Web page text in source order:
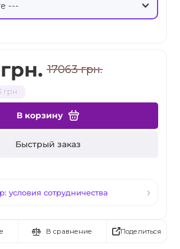
17063 грн.
грн.
В корзину
Быстрый заказ
условия сотрудничества
В сравнение Поделиться